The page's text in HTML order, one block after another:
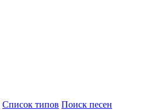
Cписок типов Поиск песен